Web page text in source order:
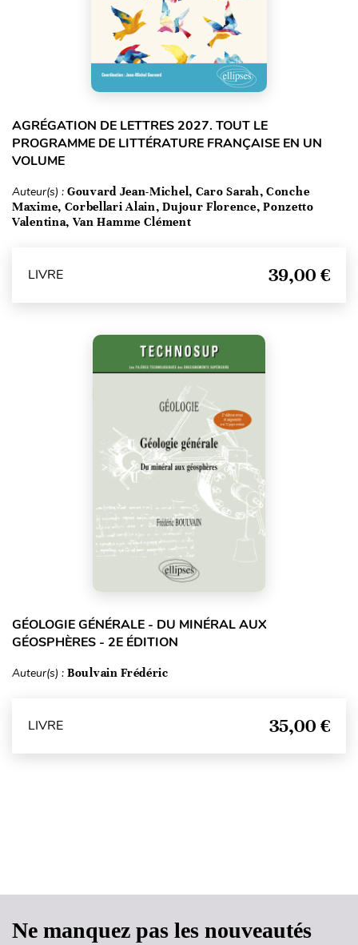
AGRÉGATION DE LETTRES 2027. TOUT LE
PROGRAMME DE LITTÉRATURE FRANÇAISE EN UN
VOLUME
Auteur(s) : Gouvard Jean-Michel, Caro Sarah, Conche
Maxime, Corbellari Alain, Dujour Florence, Ponzetto
Valentina, Van Hamme Clément
LIVRE 39,00 €
GÉOLOGIE GÉNÉRALE - DU MINÉRAL AUX
GÉOSPHÈRES - 2E ÉDITION
Auteur(s) : Boulvain Frédéric
LIVRE 35,00 €
Ne manquez pas les nouveautés